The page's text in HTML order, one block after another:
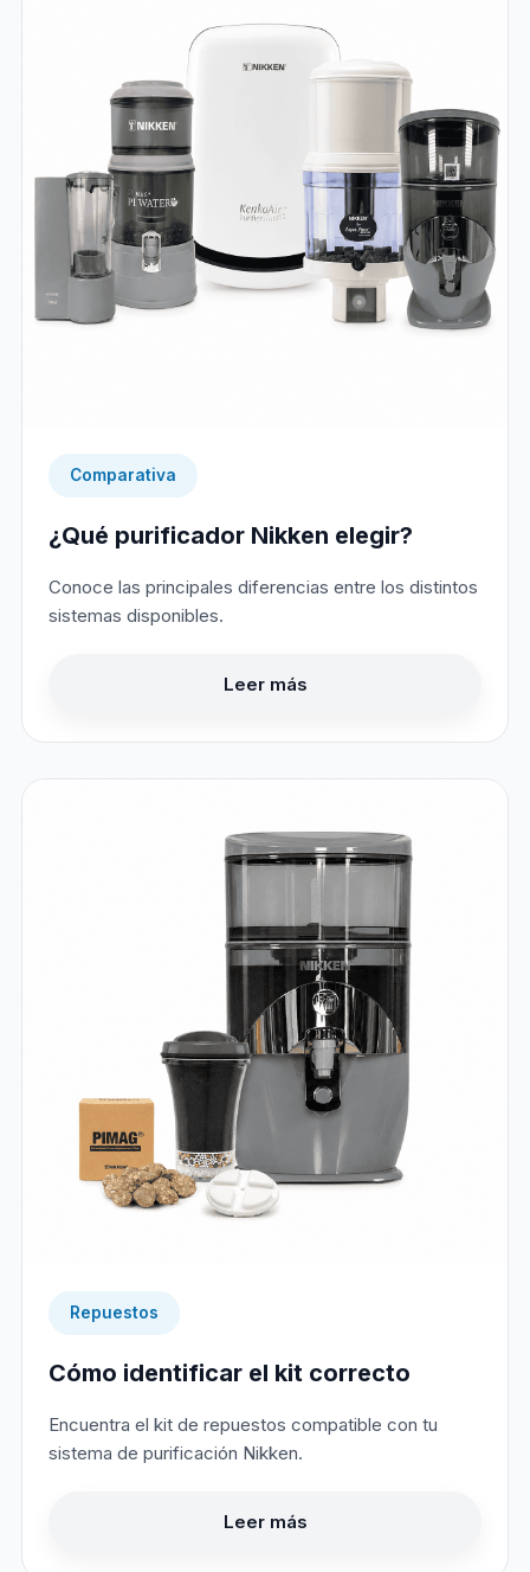
Comparativa
¿Qué purificador Nikken elegir?
Conoce las principales diferencias entre los distintos
sistemas disponibles.
Leer más
Repuestos
Cómo identificar el kit correcto
Encuentra el kit de repuestos compatible con tu
sistema de purificación Nikken.
Leer más